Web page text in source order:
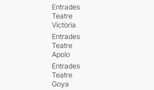
Entrades
Teatre
Victòria
Entrades
Teatre
Apolo
Entrades
Teatre
Goya